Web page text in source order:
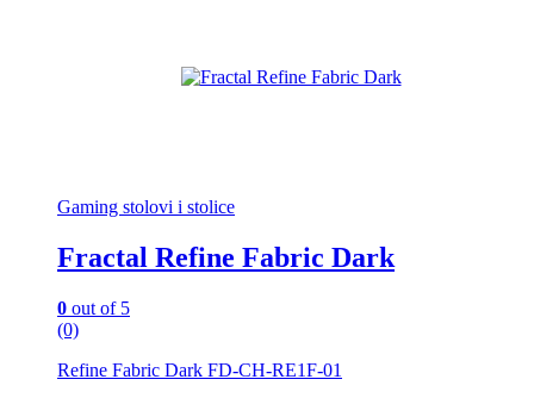
Gaming stolovi i stolice
Fractal Refine Fabric Dark
0 out of 5
(0)
Refine Fabric Dark FD-CH-RE1F-01